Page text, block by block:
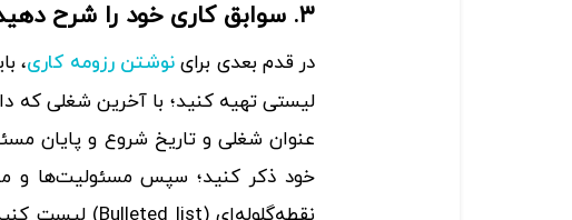
۳. سوابق کاری خود را شرح دهید
در قدم بعدی براینوشتن رزومه کاری،
لیستی تهیه کنید؛ با آخرین شغلی که
عنوان شغلی و تاریخ شروع و پایان
خود ذکر کنید؛ سپس مسئولیت‌ها و